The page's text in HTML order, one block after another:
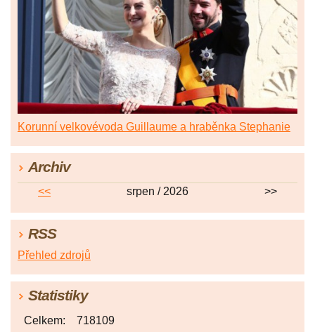
Korunní velkovévoda Guillaume a hraběnka Stephanie
Archiv
<< srpen / 2026 >>
RSS
Přehled zdrojů
Statistiky
Celkem: 718109